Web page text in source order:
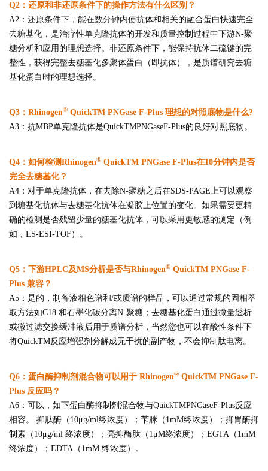
Q2：还原和非还原条件下的操作方法有什么区别？
A2：还原条件下，能在数分钟内使抗体和相关的融合蛋白快速完全
去糖基化，是治疗性单克隆抗体的开发和质量控制过程中下游N-聚
糖分析和应用的理想选择。非还原条件下，能保持抗体二硫键的完
整性，获得完整去糖基化多聚体蛋白（即抗体），是质谱研究去糖
基化蛋白时的理想选择。
Q3：Rhinogen® QuickTM PNGase F-Plus 理想的对照底物是什么?
A3：抗MBP单克隆抗体是QuickTMPNGaseF-Plus的良好对照底物。
Q4：如何检测Rhinogen® QuickTM PNGase F-Plus在10分钟内是否
完全去糖基化？
A4：对于单克隆抗体，在去除N-聚糖之后在SDS-PAGE上可以观察
到糖基化抗体与去糖基化抗体在凝胶上位置的变化。如果需要更精
确的检测是否残留少量的糖基化抗体，可以采用更敏感的测定（例
如，LS-ESI-TOF）。
Q5：下游HPLC及MS分析是否与Rhinogen® QuickTM PNGase F-
Plus 兼容？
A5：是的，制备液相色谱和/或质谱的样品，可以通过常规的固相萃
取方法如C18 和石墨化碳分离N-聚糖；去糖基化蛋白通过微量透析
或微过滤交换缓冲液后用于质谱分析，当然您也可以在酸性条件下
将QuickTM反应增强剂分解成无干扰的副产物，不会抑制肽电离。
Q6：蛋白酶抑制剂混合物可以用于 Rhinogen® QuickTM PNGase F-
Plus 反应吗？
A6：可以，如下蛋白酶抑制剂混合物与QuickTMPNGaseF-Plus反应
相容。 抑肽酶（10μg/ml终浓度）；苄脒（1mM终浓度）；抑胃酶抑
制素（10μg/ml 终浓度）；亮抑酶肽（1μM终浓度）；EGTA（1mM
终浓度）；EDTA（1mM 终浓度）。